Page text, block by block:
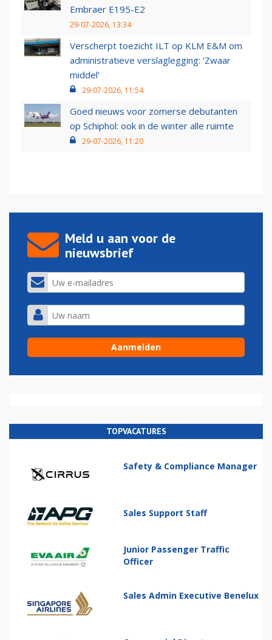
Embraer E195-E2
29-07-2026, 13:34
Verscherpt toezicht ILT op KLM E&M om
administratieve verslaglegging: ‘Zwaar
middel’
29-07-2026, 11:54
Goed nieuws voor zomerse debutanten
op Schiphol: ook in de winter alle ruimte
29-07-2026, 11:20
Meld u aan voor de
nieuwsbrief
TOPVACATURES
Safety & Compliance Manager
Sales Support Staff
Junior Passenger Traffic
Officer
Sales Admin Executive Benelux